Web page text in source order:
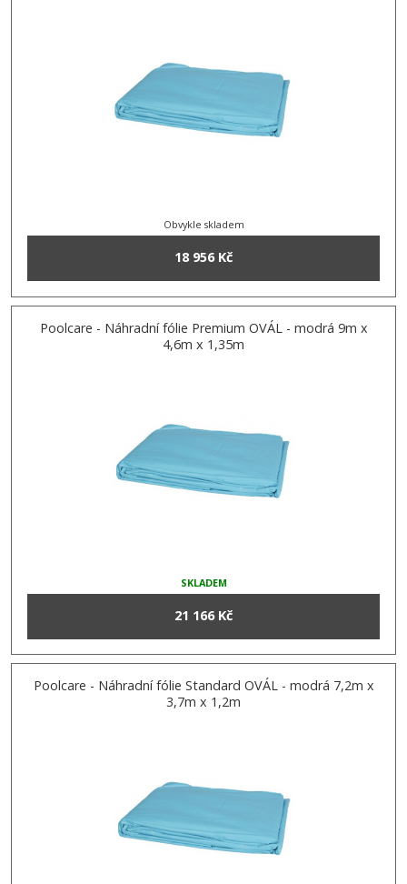
Obvykle skladem
18 956 Kč
Poolcare - Náhradní fólie Premium OVÁL - modrá 9m x
4,6m x 1,35m
SKLADEM
21 166 Kč
Poolcare - Náhradní fólie Standard OVÁL - modrá 7,2m x
3,7m x 1,2m